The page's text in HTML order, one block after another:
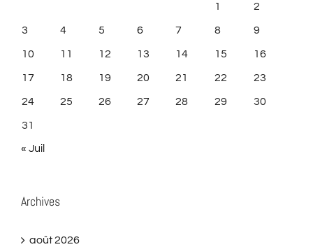
1 2
3 4 5 6 7 8 9
10 11 12 13 14 15 16
17 18 19 20 21 22 23
24 25 26 27 28 29 30
31
« Juil
Archives
août 2026